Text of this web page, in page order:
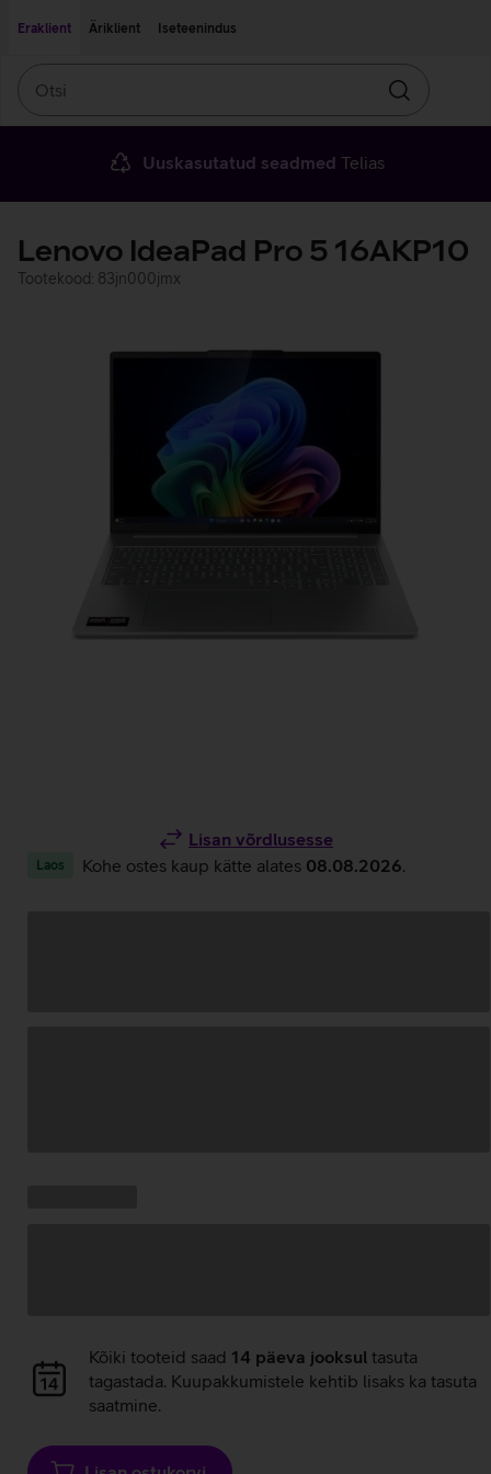
Eraklient
Äriklient Iseteenindus
Otsin
Uuskasutatud seadmed Telias
Lenovo IdeaPad Pro 5 16AKP10
Tootekood: 83jn000jmx
Lisan võrdlusesse
Laos Kohe ostes kaup kätte alates 08.08.2026
Andmete
laadimine
Kõiki tooteid saad 14 päeva jooksul tasuta
tagastada. Kuupakkumistele kehtib lisaks ka tasuta
saatmine.